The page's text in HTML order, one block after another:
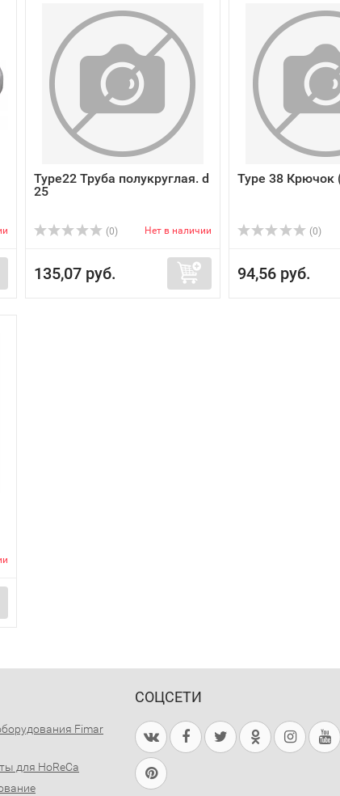
Type22 Труба полукруглая. d
25
(0) Нет в наличии
135,07 руб.
Type 38 Крючок
(0)
94,56 руб.
Fimar
для HoReCa
СОЦСЕТИ